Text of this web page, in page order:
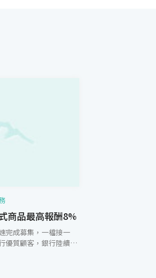
商品最高報酬8%
完成募集，一檔接一
優質顧客，銀行陸續推